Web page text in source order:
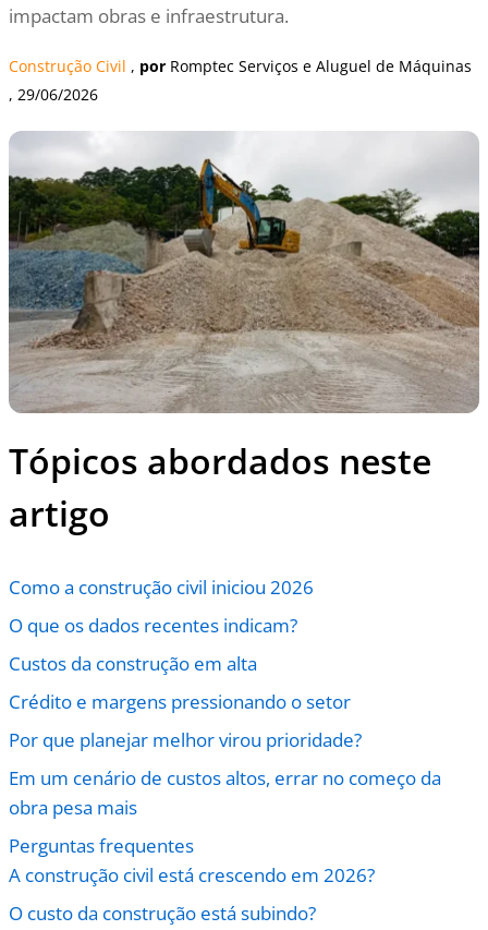
impactam obras e infraestrutura.
Construção Civil , por Romptec Serviços e Aluguel de Máquinas
, 29/06/2026
Tópicos abordados neste
artigo
Como a construção civil iniciou 2026
O que os dados recentes indicam?
Custos da construção em alta
Crédito e margens pressionando o setor
Por que planejar melhor virou prioridade?
Em um cenário de custos altos, errar no começo da
obra pesa mais
Perguntas frequentes
A construção civil está crescendo em 2026?
O custo da construção está subindo?